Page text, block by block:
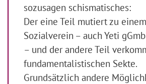
sozusagen schismatisches:
Der eine Teil mutiert zu
Sozialverein – auch Yeti
– und der andere Teil
fundamentalistischen Sekte.
Grundsätzlich andere